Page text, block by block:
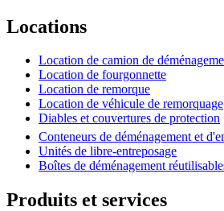
Locations
Location de camion de
Location de fourgonnette
Location de remorque
Location de véhicule de remorquage
Diables et couvertures de protection
Conteneurs de déménagement et
Unités de libre-entreposage
Boîtes de déménagement
Produits et services